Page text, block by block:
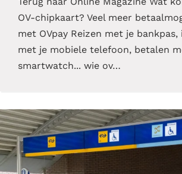
OV-chipkaart? Veel meer
met OVpay Reizen met je bankpas,
met je mobiele telefoon, betalen
smartwatch... wie ov…